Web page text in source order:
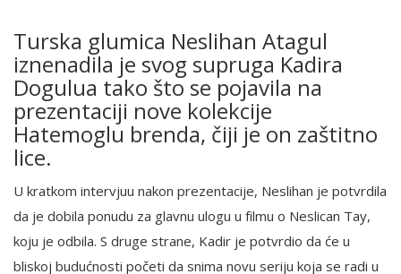
Turska glumica Neslihan Atagul
iznenadila je svog supruga Kadira
Dogulua tako što se pojavila na
prezentaciji nove kolekcije
Hatemoglu brenda, čiji je on zaštitno
lice.
U kratkom intervjuu nakon prezentacije, Neslihan je potvrdila
da je dobila ponudu za glavnu ulogu u filmu o Neslican Tay,
koju je odbila. S druge strane, Kadir je potvrdio da će u
bliskoj budućnosti početi da snima novu seriju koja se radi u